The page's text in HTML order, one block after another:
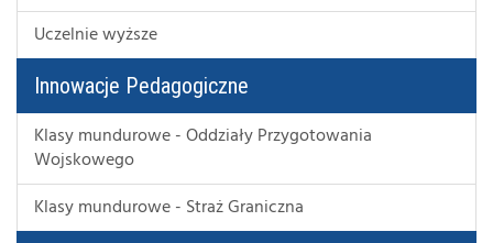
Uczelnie wyższe
Innowacje Pedagogiczne
Klasy mundurowe - Oddziały Przygotowania
Wojskowego
Klasy mundurowe - Straż Graniczna